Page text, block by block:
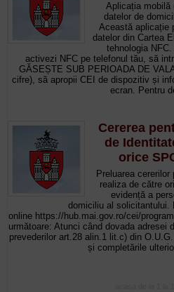
Aplicația mobilă
datelor de
Această aplicație
datelor din Cartea
tehnologia
activezi NFC pe telefonul tău, să
GĂSEȘTE SUB PERIOADA DE
cifre), să apropii CEI de dispozitiv și
ecran. Pentru
Cererea
de
orice
Preluarea
realiza de către
evidență a
domiciliu al solicitantului.
online https://hub.mai.gov.ro/cei/
următoare: Atunci când dovada adresei
prevederilor art.28 alin.1 lit.c) din
și completările